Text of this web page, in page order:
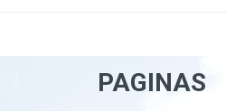
PAGINAS